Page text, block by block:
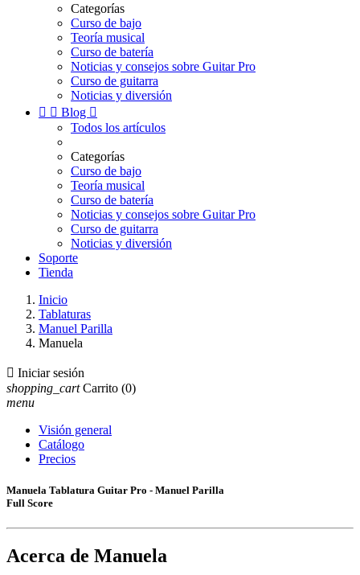
Categorías
Curso de bajo
Teoría musical
Curso de batería
Noticias y consejos sobre Guitar Pro
Curso de guitarra
Noticias y diversión
  Blog 
Todos los artículos
Categorías
Curso de bajo
Teoría musical
Curso de batería
Noticias y consejos sobre Guitar Pro
Curso de guitarra
Noticias y diversión
Soporte
Tienda
Inicio
Tablaturas
Manuel Parilla
Manuela
 Iniciar sesión
shopping_cart Carrito (0)
menu
Visión general
Catálogo
Precios
Manuela Tablatura Guitar Pro - Manuel Parilla
Full Score
Acerca de Manuela